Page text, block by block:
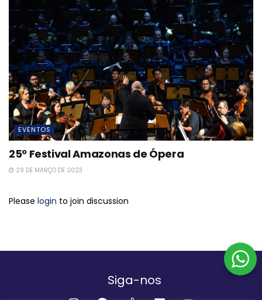
EVENTOS
25º Festival Amazonas de Ópera
29 DE MARÇO DE 2023
Please login to join discussion
Siga-nos